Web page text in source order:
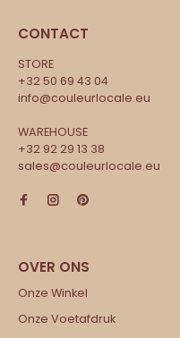
CONTACT
STORE
+32 50 69 43 04
info@couleurlocale.eu
WAREHOUSE
+32 92 29 13 38
sales@couleurlocale.eu
Onze Winkel
Onze Voetafdruk